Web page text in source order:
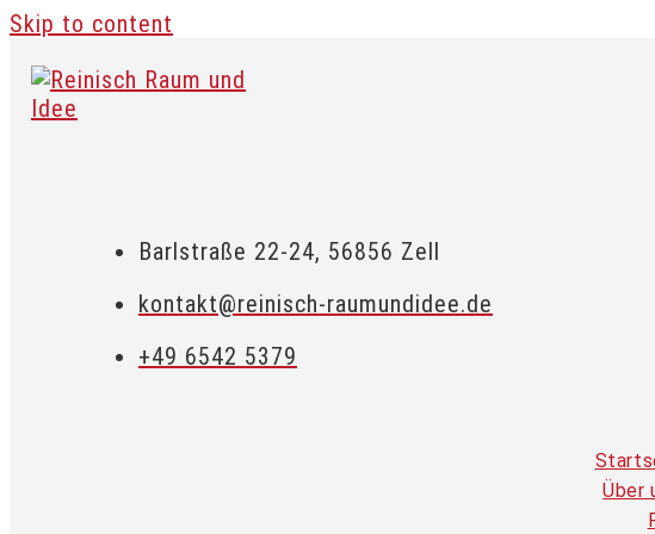
Skip to content
Barlstraße 22-24, 56856 Zell
kontakt@reinisch-raumundidee.de
+49 6542 5379
Über